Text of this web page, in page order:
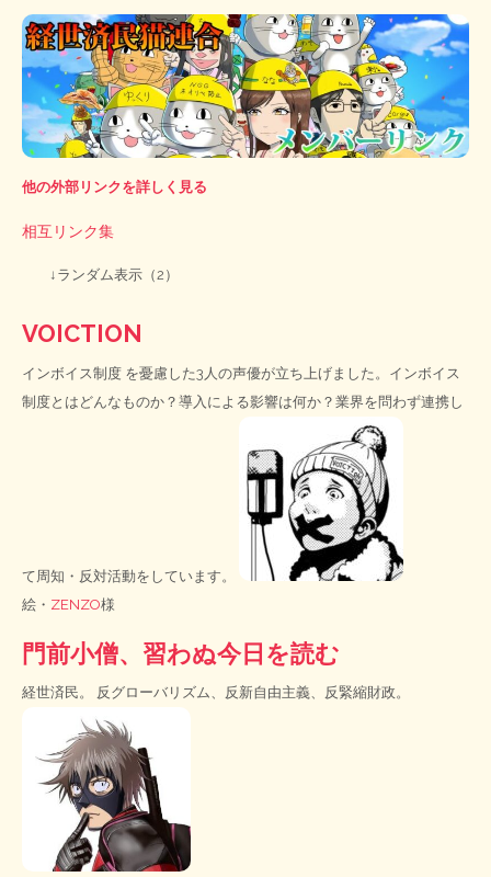
他の外部リンクを詳しく見る
相互リンク集
↓ランダム表示（2）
VOICTION
インボイス制度 を憂慮した3人の声優が立ち上げました。インボイス
制度とはどんなものか？導入による影響は何か？業界を問わず連携し
て周知・反対活動をしています。
絵・ ZENZO様
門前小僧、習わぬ今日を読む
経世済民。 反グローバリズム、反新自由主義、反緊縮財政。